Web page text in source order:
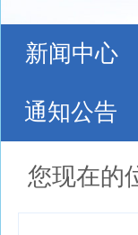
新闻中心
通知公告
您现在的